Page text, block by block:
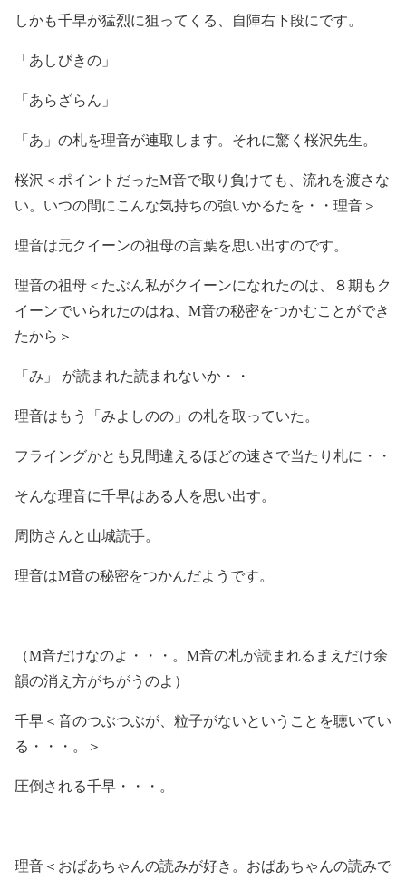
しかも千早が猛烈に狙ってくる、自陣右下段にです。
「あしびきの」
「あらざらん」
「あ」の札を理音が連取します。それに驚く桜沢先生。
桜沢＜ポイントだったM音で取り負けても、流れを渡さな
い。いつの間にこんな気持ちの強いかるたを・・理音＞
理音は元クイーンの祖母の言葉を思い出すのです。
理音の祖母＜たぶん私がクイーンになれたのは、８期もク
イーンでいられたのはね、M音の秘密をつかむことができ
たから＞
「み」 が読まれた読まれないか・・
理音はもう「みよしのの」の札を取っていた。
フライングかとも見間違えるほどの速さで当たり札に・・
そんな理音に千早はある人を思い出す。
周防さんと山城読手。
理音はM音の秘密をつかんだようです。
（M音だけなのよ・・・。M音の札が読まれるまえだけ余
韻の消え方がちがうのよ）
千早＜音のつぶつぶが、粒子がないということを聴いてい
る・・・。＞
圧倒される千早・・・。
理音＜おばあちゃんの読みが好き。おばあちゃんの読みで